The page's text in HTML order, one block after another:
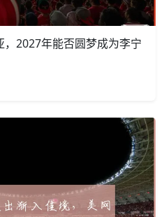
2027年能否圆梦成为李宁